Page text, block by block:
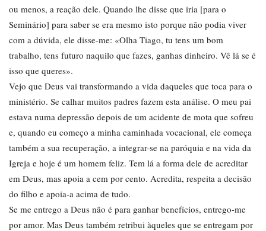
ou menos, a reação dele. Quando lhe disse que iria [para o
Seminário] para saber se era mesmo isto porque não podia viver
com a dúvida, ele disse-me: «Olha Tiago, tu tens um bom
trabalho, tens futuro naquilo que fazes, ganhas dinheiro. Vê lá se é
isso que queres».
Vejo que Deus vai transformando a vida daqueles que toca para o
ministério. Se calhar muitos padres fazem esta análise. O meu pai
estava numa depressão depois de um acidente de mota que sofreu
e, quando eu começo a minha caminhada vocacional, ele começa
também a sua recuperação, a integrar-se na paróquia e na vida da
Igreja e hoje é um homem feliz. Tem lá a forma dele de acreditar
em Deus, mas apoia a cem por cento. Acredita, respeita a decisão
do filho e apoia-a acima de tudo.
Se me entrego a Deus não é para ganhar benefícios, entrego-me
por amor. Mas Deus também retribui àqueles que se entregam por